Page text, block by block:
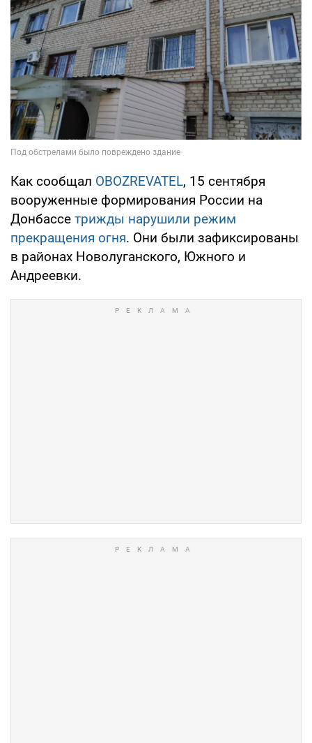
Как сообщал OBOZREVATEL, 15 сентября
вооруженные формирования России на
Донбассе трижды нарушили режим
прекращения огня. Они были зафиксированы
в районах Новолуганского, Южного и
Андреевки.